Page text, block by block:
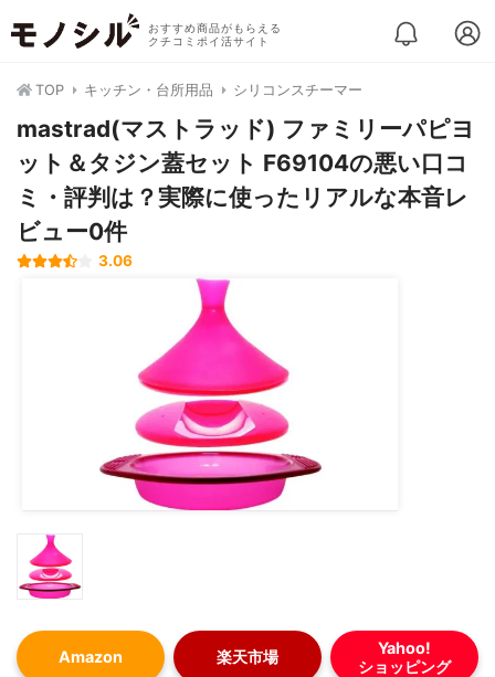
おすすめ商品がもらえる
クチコミポイ活サイト
TOP キッチン・台所用品 シリコンスチーマー
mastrad(マストラッド) ファミリーパピヨ
ット＆タジン蓋セット F69104の悪い口コ
ミ・評判は？実際に使ったリアルな本音レ
ビュー0件
3.06
Amazon 楽天市場
Yahoo!
ショッピング